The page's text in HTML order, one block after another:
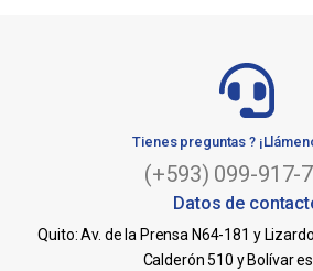
Tienes preguntas ?
(+593) 099-917-
Datos de
Quito: Av. de la Prensa N64-181 y
Calderón 510 y Bolívar